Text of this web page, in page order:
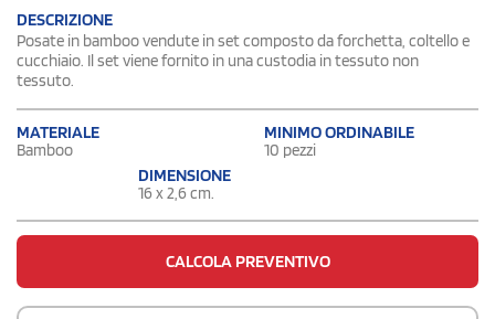
DESCRIZIONE
Posate in bamboo vendute in set composto da forchetta, coltello e
cucchiaio. Il set viene fornito in una custodia in tessuto non
tessuto.
MATERIALE
Bamboo
MINIMO ORDINABILE
10 pezzi
DIMENSIONE
16 x 2,6 cm.
CALCOLA PREVENTIVO